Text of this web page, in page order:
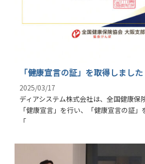
「健康宣言の証」を取得しました
2025/03/17
ディアシステム株式会社は、全国健康保
「健康宣言」を行い、「健康宣言の証」
「